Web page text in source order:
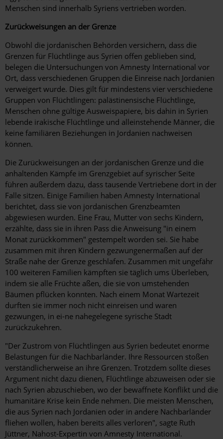
Menschen sind innerhalb Syriens vertrieben worden.
Zurückweisungen an der Grenze
Obwohl die jordanischen Behörden versichern, dass die
Grenzen für Flüchtlinge aus Syrien offen geblieben sind,
belegen die Untersuchungen von Amnesty International vor
Ort, dass verschiedenen Gruppen die Einreise nach Jordanien
verweigert wurde. Dies gilt für mindestens vier verschiedene
Gruppen von Flüchtlingen: palästinensische Flüchtlinge,
Menschen ohne gültige Ausweispapiere, bis dahin in Syrien
lebende irakische Flüchtlinge und alleinstehende Männer, die
keine familiären Beziehungen in Jordanien nachweisen
können.
Die Zurückweisungen an der jordanischen Grenze und die
anhaltenden Kämpfe im Grenzgebiet auf syrischer Seite
führen außerdem dazu, dass tausende Vertriebene dort in der
Falle sitzen. Einige Familien haben Amnesty International
berichtet, dass sie von jordanischen Grenzbeamten
abgewiesen wurden. Eine Frau, Mutter von sechs Kindern,
erzählte, dass sie in ihren Pass die Anweisung "in einem
Monat zurückkommen" gestempelt worden sei. Sie habe
zusammen mit ihren Kindern gezwungenermaßen auf der
Straße nahe der Grenze geschlafen. Zusammen mit ungefähr
100 weiteren Familien kämpften sie täglich ums Überleben,
indem sie alle Früchte aßen, die sie von umstehenden
Bäumen pflücken konnten. Nach einem Monat Wartezeit
durften sie immer noch nicht einreisen und waren
gezwungen, in ei-ne nahegelegene syrische Stadt
zurückzukehren.
"Der Zustrom von Flüchtlingen aus Syrien bedeutet enorme
Belastungen für die Nachbarländer. Ihre Ressourcen stoßen
verständlicherweise an ihre Grenzen. Trotzdem sollte dieses
Argument nicht dazu dienen, Flüchtlinge abzuweisen oder sie
nach Syrien abzuschieben, wo der bewaffnete Konflikt und die
humanitäre Krise kein Ende nehmen. Die meisten Menschen,
die aus Syrien nach Jordanien oder in andere Nachbarländer
fliehen wollen, haben bereits alles verloren", sagte Ruth
Jüttner, Nahost-Expertin von Amnesty International.